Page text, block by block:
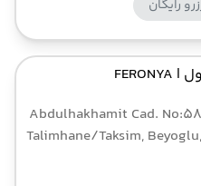
رایگان
| FERONYA
- محله: Abdulhakhamit Cad. No:58
Talimhane/Taksim,